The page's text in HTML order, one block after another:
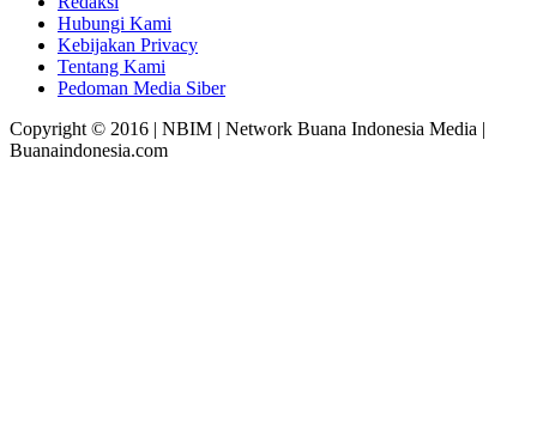
Hubungi Kami
Kebijakan Privacy
Tentang Kami
Pedoman Media Siber
Copyright © 2016 | NBIM | Network Buana Indonesia Media |
Buanaindonesia.com